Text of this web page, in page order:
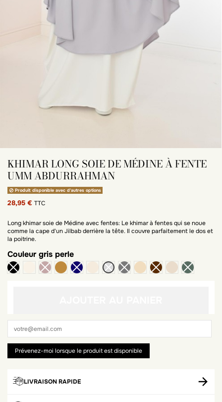
KHIMAR LONG SOIE DE MÉDINE À FENTE
UMM ABDURRAHMAN
Produit disponible avec d'autres options
28,95 € TTC
Long khimar soie de Médine avec fentes: Le khimar à fentes qui se noue
comme la cape d'un Jilbab derrière la tête. Il couvre parfaitement le dos et
la poitrine.
Couleurgris perle
beige
camel crème praline latté
LIVRAISON RAPIDE